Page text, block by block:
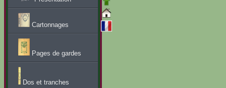
Cartonnages
Pages de gardes
Dos et tranches